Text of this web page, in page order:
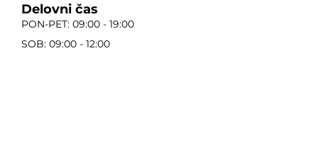
Delovni čas
PON-PET: 09:00 - 19:00
SOB: 09:00 - 12:00